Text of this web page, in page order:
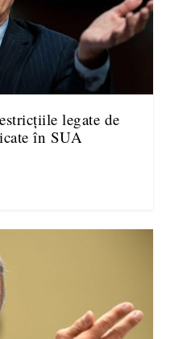
legate de
în SUA